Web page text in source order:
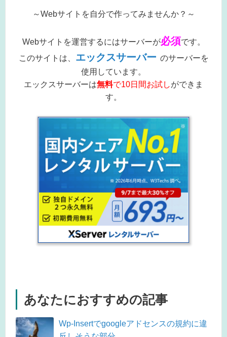
～Webサイトを自分で作ってみませんか？～
Webサイトを運営するにはサーバーが必須です。
このサイトは、 エックスサーバー のサーバーを
使用しています。
エックスサーバーは無料で10日間お試しができま
す。
あなたにおすすめの記事
Wp-Insertでgoogleアドセンスの規約に違